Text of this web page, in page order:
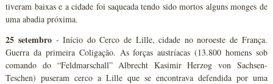
tiveram baixas e a cidade foi saqueada tendo sido mortos alguns monges de
uma abadia próxima.
25 setembro - Início do Cerco de Lille, cidade no noroeste de França.
Guerra da primeira Coligação. As forças austríacas (13.800 homens sob
comando do “Feldmarschall” Albrecht Kasimir Herzog von Sachsen-
Teschen) puseram cerco a Lille que se encontrava defendida por uma